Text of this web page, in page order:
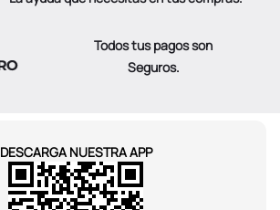
Todos tus pagos son
Seguros.
DESCARGA NUESTRA APP